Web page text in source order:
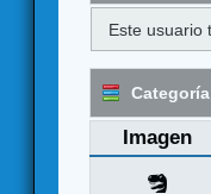
Este usuario
Imagen